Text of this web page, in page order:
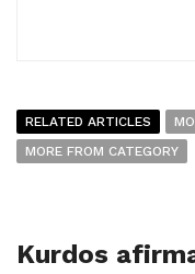
RELATED ARTICLES
MORE FROM CATEGORY
Kurdos